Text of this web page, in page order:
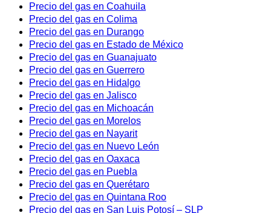
Precio del gas en Coahuila
Precio del gas en Colima
Precio del gas en Durango
Precio del gas en Estado de México
Precio del gas en Guanajuato
Precio del gas en Guerrero
Precio del gas en Hidalgo
Precio del gas en Jalisco
Precio del gas en Michoacán
Precio del gas en Morelos
Precio del gas en Nayarit
Precio del gas en Nuevo León
Precio del gas en Oaxaca
Precio del gas en Puebla
Precio del gas en Querétaro
Precio del gas en Quintana Roo
Precio del gas en San Luis Potosí – SLP